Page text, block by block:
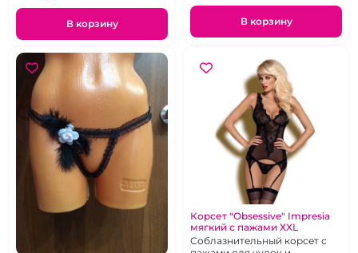
В корзину В корзину
Корсет "Obsessive" Impresia
мягкий с пажами ХXL
Соблазнительный корсет с